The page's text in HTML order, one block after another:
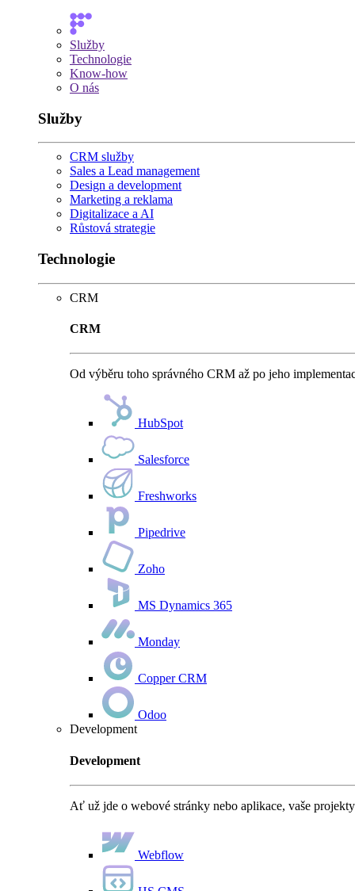
Služby
Technologie
Know-how
O nás
Služby
CRM služby
Sales a Lead management
Design a development
Marketing a reklama
Digitalizace a AI
Růstová strategie
Technologie
CRM
CRM
Od výběru toho správného CRM až po jeho
HubSpot
Salesforce
Freshworks
Pipedrive
Zoho
MS Dynamics 365
Monday
Copper CRM
Odoo
Development
Development
Ať už jde o webové stránky nebo aplikace, vaše
Webflow